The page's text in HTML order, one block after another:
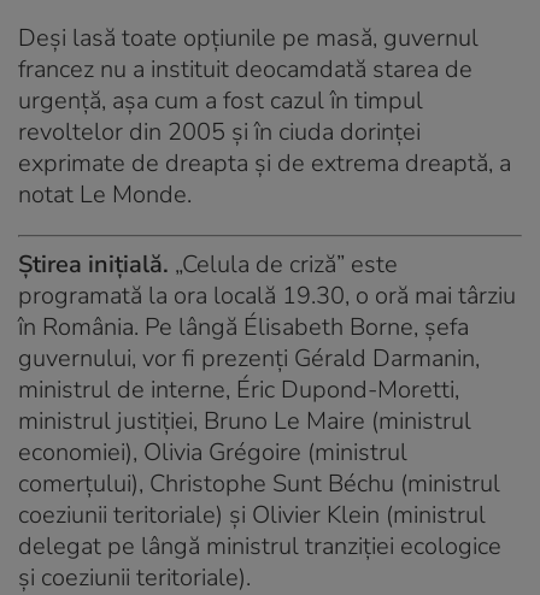
Deși lasă toate opțiunile pe masă, guvernul
francez nu a instituit deocamdată starea de
urgență, așa cum a fost cazul în timpul
revoltelor din 2005 și în ciuda dorinței
exprimate de dreapta și de extrema dreaptă, a
notat Le Monde.
Știrea inițială. „Celula de criză” este
programată la ora locală 19.30, o oră mai târziu
în România. Pe lângă Élisabeth Borne, șefa
guvernului, vor fi prezenți Gérald Darmanin,
ministrul de interne, Éric Dupond-Moretti,
ministrul justiției, Bruno Le Maire (ministrul
economiei), Olivia Grégoire (ministrul
comerțului), Christophe Sunt Béchu (ministrul
coeziunii teritoriale) și Olivier Klein (ministrul
delegat pe lângă ministrul tranziției ecologice
și coeziunii teritoriale).